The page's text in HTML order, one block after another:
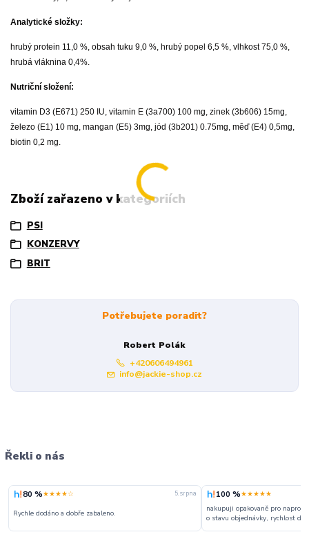
Analytické složky:
hrubý protein 11,0 %, obsah tuku 9,0 %, hrubý popel 6,5 %, vlhkost 75,0 %,
hrubá vláknina 0,4%.
Nutriční složení:
vitamin D3 (E671) 250 IU, vitamin E (3a700) 100 mg, zinek (3b606) 15mg,
železo (E1) 10 mg, mangan (E5) 3mg, jód (3b201) 0.75mg, měď (E4) 0,5mg,
biotin 0,2 mg.
Zboží zařazeno v kategoriích
PSI
KONZERVY
BRIT
Potřebujete poradit?
Robert Polák
+420606494961
info@jackie-shop.cz
Řekli o nás
80 %★★★★☆ 5. srpna
Rychle dodáno a dobře zabaleno.
100 %★★★★★
nakupuji opakovaně pro
o stavu objednávky, rychlost